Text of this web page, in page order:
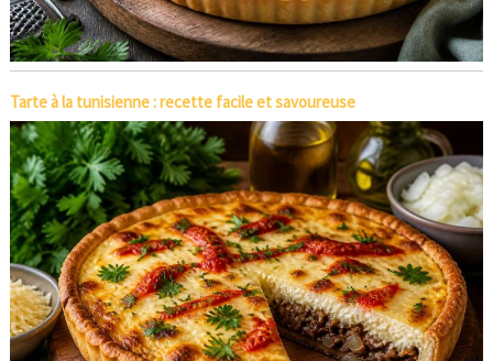
Tarte à la tunisienne : recette facile et savoureuse